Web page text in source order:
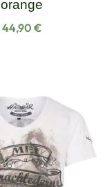
orange
Regulärer Preis:
44,90 €